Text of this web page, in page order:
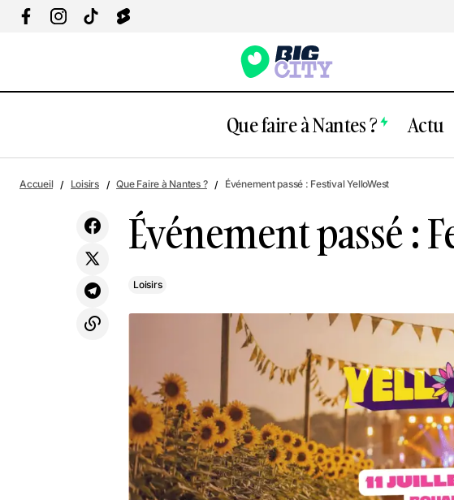
Que faire à Nantes ? Actu
Marché estival nocturne de Nantes
Camping
Loisirs
Accueil Loisirs Que Faire à Nantes ? Événement passé : Festival YelloWest
Événement passé :
Loisirs